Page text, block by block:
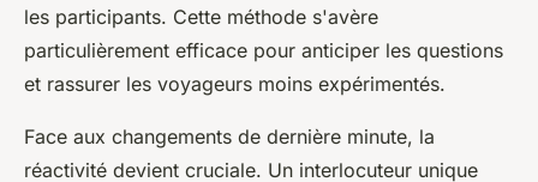
les participants. Cette méthode s'avère
particulièrement efficace pour anticiper les questions
et rassurer les voyageurs moins expérimentés.
Face aux changements de dernière minute, la
réactivité devient cruciale. Un interlocuteur unique